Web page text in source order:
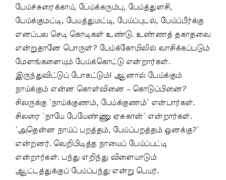
பேய்ச்சுரைக்காய், பேய்க்கரும்பு, பேய்த்துளசி,
பேய்க்குமட்டி, பேயத்துமட்டி, பேய்ப்புடல், பேய்ப்பீர்க்கு
எனப்பல செடி கொடிகள் உண்டு. உண்ணத் தகாதவை
என்றுதானே பொருள்? பேய்க்கோயிலில் வாசிக்கப்படும்
மேளங்களையும் பேய்க்கொட்டு என்றார்கள்.
இருந்துவிட்டுப் போகட்டும்! ஆனால் பேய்க்கும்
நாய்க்கும் என்ன கொள்வினை – கொடுப்பினை?
சிலருக்கு ‘நாய்க்குணம், பேய்க்குணம்’ என்பார்கள்.
சிலரை ‘நாயே பேயேண்ணு ஏசுகான்’ என்றார்கள்.
‘அதென்ன நாய்ப் பறத்தம், பேய்ப்பறத்தம் ஒனக்கு?’
என்றனர். வெறிபிடித்த நாயைப் பேய்ப்பட்டி
என்றார்கள். பந்து எறிந்து விளையாடும்
ஆட்டத்துக்குப் பேய்ப்பந்து என்று பெயர்.